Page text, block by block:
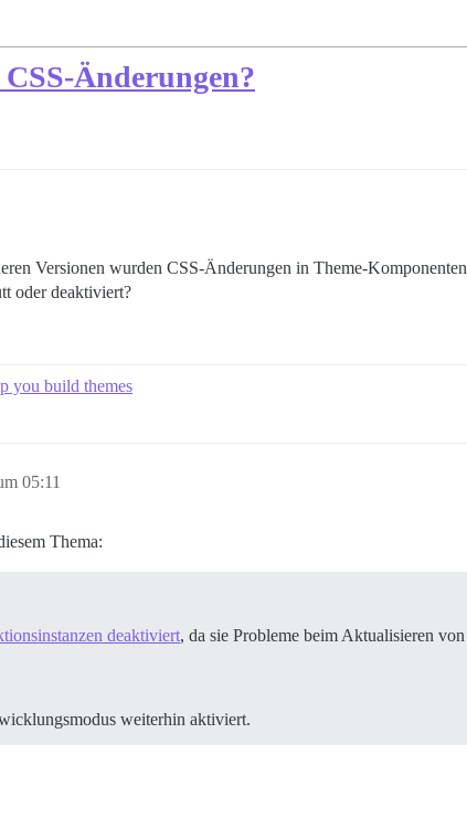
Änderungen?
Versionen wurden CSS-Änderungen in Theme-
oder deaktiviert?
you build themes
05:11
Thema:
deaktiviert, da sie Probleme beim Aktualisieren
weiterhin aktiviert.